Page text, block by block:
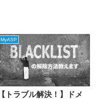
MyASP
【トラブル解決！】ドメ